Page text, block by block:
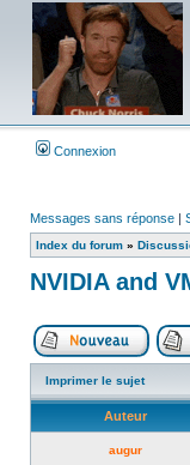
Connexion
Messages sans réponse |
Index du forum »
NVIDIA and
Poster
Imprimer le sujet
Auteur
augur